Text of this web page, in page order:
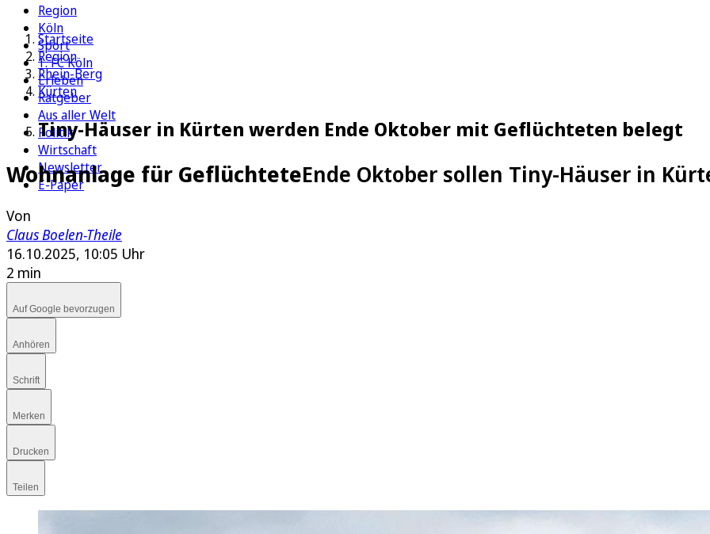
Region
Köln
Sport
1. FC Köln
Erleben
Ratgeber
Aus aller Welt
Politik
Wirtschaft
Newsletter
E-Paper
Startseite
Region
Rhein-Berg
Kürten
Tiny-Häuser in Kürten werden Ende Oktober mit Geflüchteten belegt
Wohnanlage für GeflüchteteEnde Oktober sollen Tiny-Häuser in
Von
Claus Boelen-Theile
16.10.2025, 10:05 Uhr
2 min
Auf Google bevorzugen
Anhören
Schrift
Merken
Drucken
Teilen